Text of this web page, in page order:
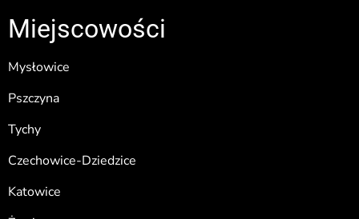
Miejscowości
Mysłowice
Pszczyna
Tychy
Czechowice-Dziedzice
Katowice